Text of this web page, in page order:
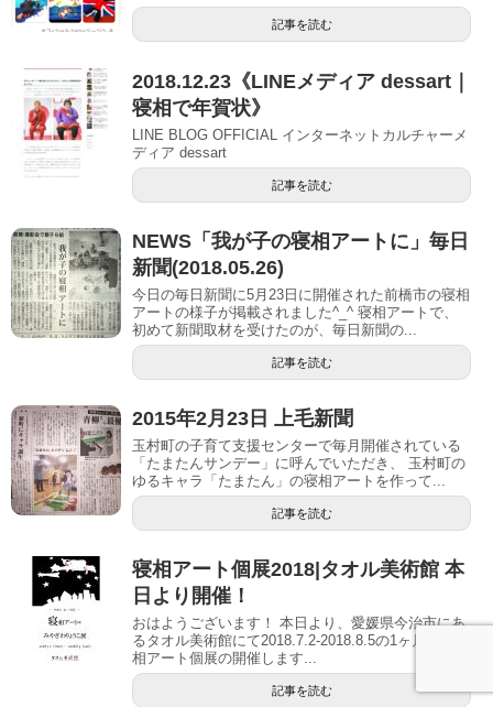
記事を読む
2018.12.23《LINEメディア dessart｜
寝相で年賀状》
LINE BLOG OFFICIAL インターネットカルチャーメ
ディア dessart
記事を読む
NEWS「我が子の寝相アートに」毎日
新聞(2018.05.26)
今日の毎日新聞に5月23日に開催された前橋市の寝相
アートの様子が掲載されました^_^ 寝相アートで、
初めて新聞取材を受けたのが、毎日新聞の...
記事を読む
2015年2月23日 上毛新聞
玉村町の子育て支援センターで毎月開催されている
「たまたんサンデー」に呼んでいただき、 玉村町の
ゆるキャラ「たまたん」の寝相アートを作って...
記事を読む
寝相アート個展2018|タオル美術館 本
日より開催！
おはようございます！ 本日より、愛媛県今治市にあ
るタオル美術館にて2018.7.2-2018.8.5の1ヶ月間、寝
相アート個展の開催します...
記事を読む